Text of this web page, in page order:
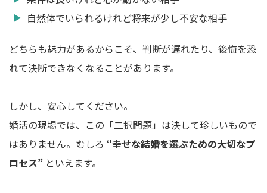
自然体でいられるけれど将来が少し不安な相手
どちらも魅力があるからこそ、判断が遅れたり、後悔を恐
れて決断できなくなることがあります。
しかし、安心してください。
婚活の現場では、この「二択問題」は決して珍しいもので
はありません。むしろ “幸せな結婚を選ぶための大切なプ
ロセス” といえます。